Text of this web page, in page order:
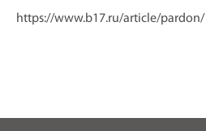
https://www.b17.ru/article/pardon/